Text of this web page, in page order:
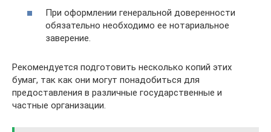
При оформлении генеральной доверенности
обязательно необходимо ее нотариальное
заверение.
Рекомендуется подготовить несколько копий этих
бумаг, так как они могут понадобиться для
предоставления в различные государственные и
частные организации.